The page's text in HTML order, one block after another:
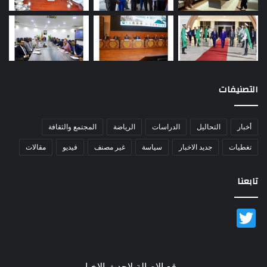
التصنيفات
أخبار التحاليل الدراسات الرياضة المجتمع والثقافة
تغطيات جديد الاخبار سياسة غير مصنف فيديو مقالات
تابعنا